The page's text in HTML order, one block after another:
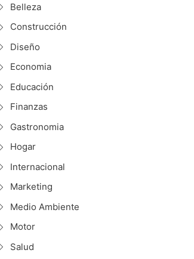
Belleza
Construcción
Diseño
Economia
Educación
Finanzas
Gastronomia
Hogar
Internacional
Marketing
Medio Ambiente
Motor
Salud